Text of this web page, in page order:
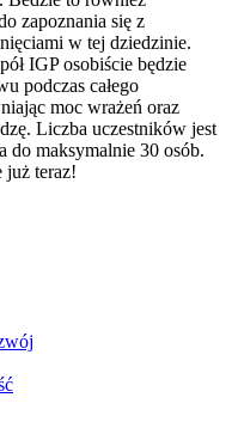
zapoznania się z
w tej dziedzinie.
IGP osobiście będzie
podczas całego
moc wrażeń oraz
Liczba uczestników jest
do maksymalnie 30 osób.
już teraz!